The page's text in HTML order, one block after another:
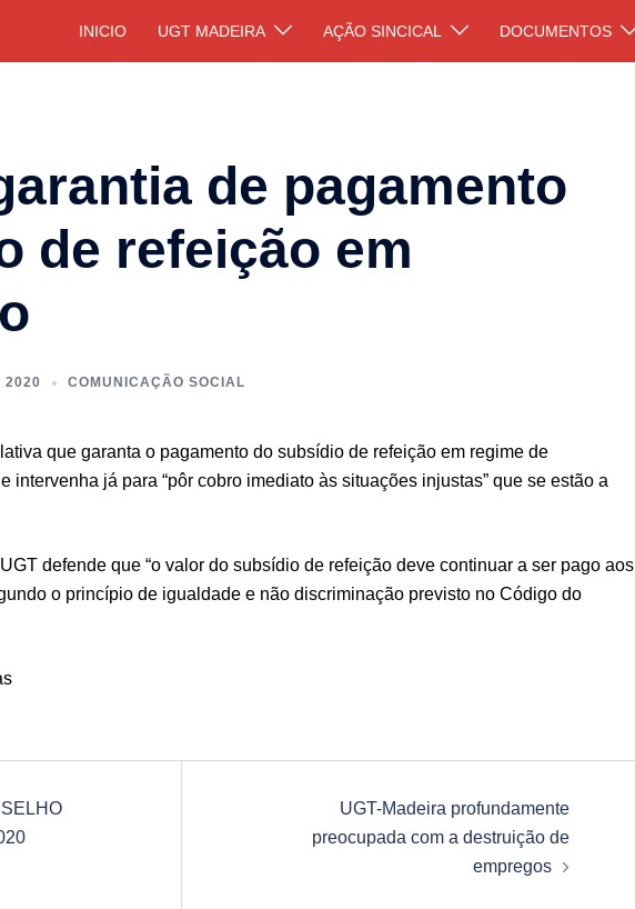
INICIO UGT MADEIRA AÇÃO SINCICAL DOCUMENTOS
de pagamento
de refeição em
2020 COMUNICAÇÃO SOCIAL
que garanta o pagamento do subsídio de refeição em regime de
intervenha já para “pôr cobro imediato às situações injustas” que se estão a
defende que “o valor do subsídio de refeição deve continuar a ser pago aos
o princípio de igualdade e não discriminação previsto no Código do
UGT-Madeira profundamente
preocupada com a destruição de
empregos